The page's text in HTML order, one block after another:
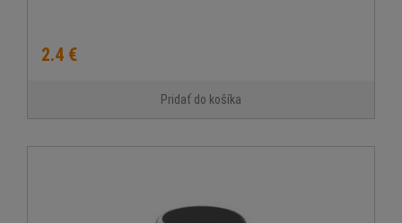
2.4 €
Pridať do košíka